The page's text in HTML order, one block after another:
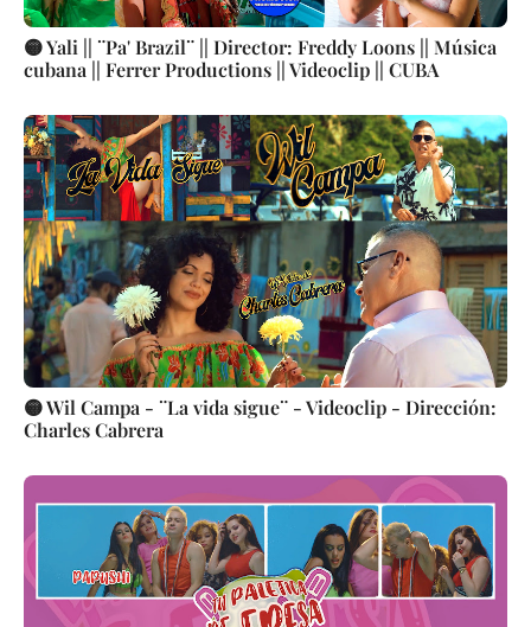
🟡 Yali || ¨Pa' Brazil¨ || Director: Freddy Loons || Música
cubana || Ferrer Productions || Videoclip || CUBA
🟡 Wil Campa - ¨La vida sigue¨ - Videoclip - Dirección:
Charles Cabrera